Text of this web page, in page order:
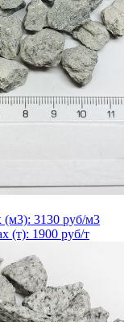
(м3): 3130 руб/м3
(т): 1900 руб/т